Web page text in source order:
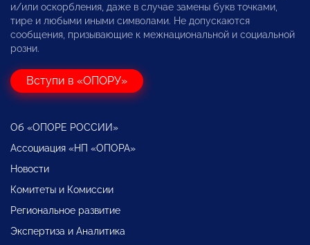
и/или оскорбления, даже в случае замены букв точками,
тире и любыми иными символами. Не допускаются
сообщения, призывающие к межнациональной и социальной
розни.
Вступи в «ОПОРУ»
Об «ОПОРЕ РОССИИ»
Ассоциация «НП «ОПОРА»
Новости
Комитеты и Комиссии
Региональное развитие
Экспертиза и Аналитика